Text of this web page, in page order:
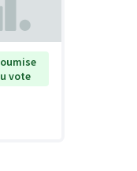
vote